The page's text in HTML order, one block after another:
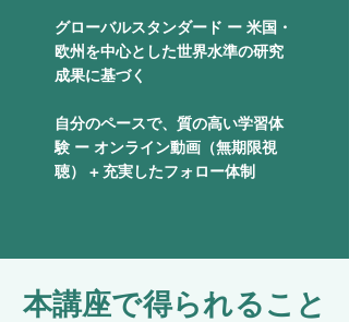
グローバルスタンダード ー 米国・
欧州を中心とした世界水準の研究
成果に基づく
​自分のペースで、質の高い学習体
験 ー オンライン動画（無期限視
聴） + 充実したフォロー体制
​本講座で得られること